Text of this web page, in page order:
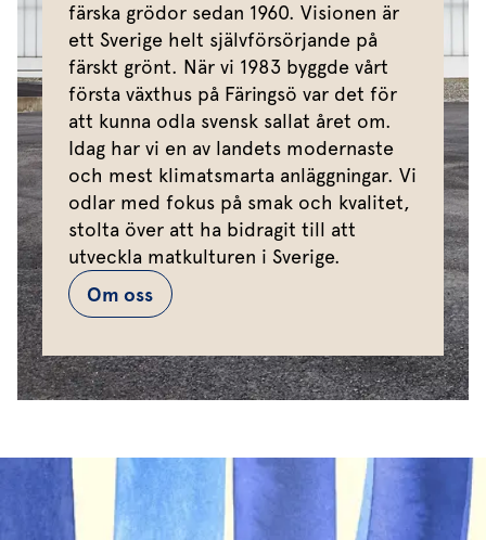
färska grödor sedan 1960. Visionen är
ett Sverige helt självförsörjande på
färskt grönt. När vi 1983 byggde vårt
första växthus på Färingsö var det för
att kunna odla svensk sallat året om.
Idag har vi en av landets modernaste
och mest klimatsmarta anläggningar. Vi
odlar med fokus på smak och kvalitet,
stolta över att ha bidragit till att
utveckla matkulturen i Sverige.
Om oss